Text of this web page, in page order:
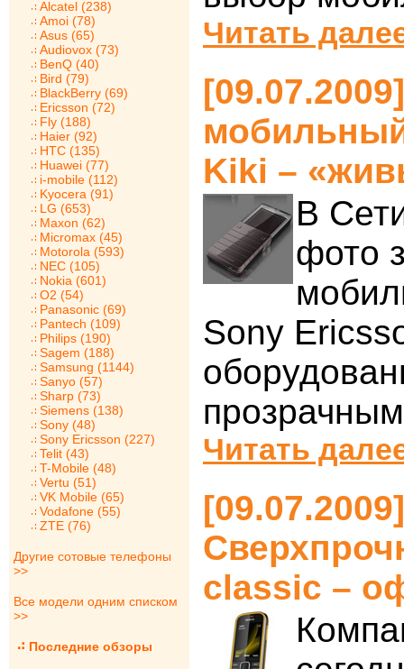
Alcatel (238)
Amoi (78)
Asus (65)
Audiovox (73)
BenQ (40)
Bird (79)
BlackBerry (69)
Ericsson (72)
Fly (188)
Haier (92)
HTC (135)
Huawei (77)
i-mobile (112)
Kyocera (91)
LG (653)
Maxon (62)
Micromax (45)
Motorola (593)
NEC (105)
Nokia (601)
O2 (54)
Panasonic (69)
Pantech (109)
Philips (190)
Sagem (188)
Samsung (1144)
Sanyo (57)
Sharp (73)
Siemens (138)
Sony (48)
Sony Ericsson (227)
Telit (43)
T-Mobile (48)
Vertu (51)
VK Mobile (65)
Vodafone (55)
ZTE (76)
Другие сотовые телефоны
>>
Все модели одним списком
>>
Последние обзоры
Читать
Kiki –
В
фото
Sony
Читать
[09.07.2009]
classic –